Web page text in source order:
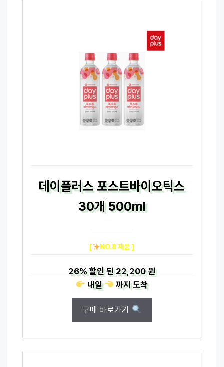
데이플러스 포스트바이오틱스
30개 500ml
[ NO.8 제품 ]
26%할인 된22,200 원
내일
까지도착
구매 바로가기